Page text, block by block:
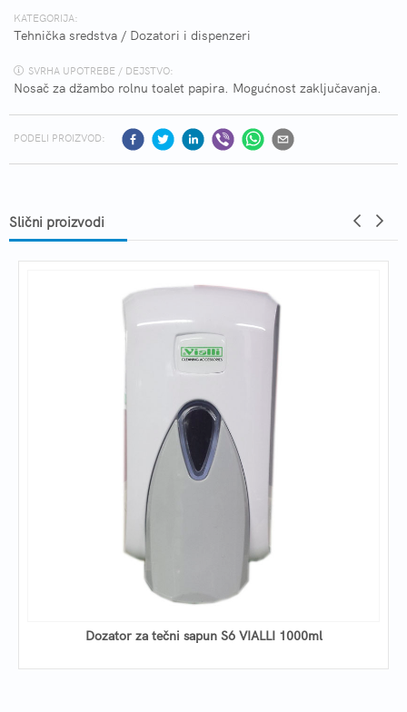
KATEGORIJA:
Tehnička sredstva / Dozatori i dispenzeri
SVRHA UPOTREBE / DEJSTVO:
Nosač za džambo rolnu toalet papira. Mogućnost zaključavanja.
PODELI PROIZVOD:
Slični proizvodi
Dozator za tečni sapun S6 VIALLI 1000ml